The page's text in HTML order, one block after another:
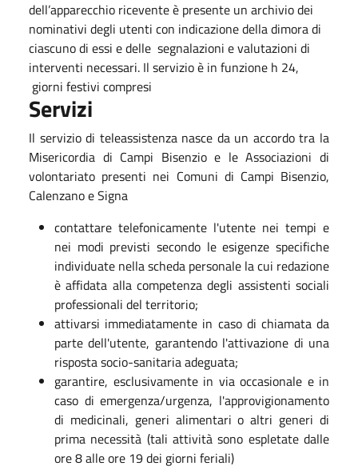
dell’apparecchio ricevente è presente un archivio dei
nominativi degli utenti con indicazione della dimora di
ciascuno di essi e delle segnalazioni e valutazioni di
interventi necessari. Il servizio è in funzione h 24,
giorni festivi compresi
Servizi
Il servizio di teleassistenza nasce da un accordo tra la
Misericordia di Campi Bisenzio e le Associazioni di
volontariato presenti nei Comuni di Campi Bisenzio,
Calenzano e Signa
contattare telefonicamente l'utente nei tempi e
nei modi previsti secondo le esigenze specifiche
individuate nella scheda personale la cui redazione
è affidata alla competenza degli assistenti sociali
professionali del territorio;
attivarsi immediatamente in caso di chiamata da
parte dell'utente, garantendo l'attivazione di una
risposta socio-sanitaria adeguata;
garantire, esclusivamente in via occasionale e in
caso di emergenza/urgenza, l'approvigionamento
di medicinali, generi alimentari o altri generi di
prima necessità (tali attività sono espletate dalle
ore 8 alle ore 19 dei giorni feriali)